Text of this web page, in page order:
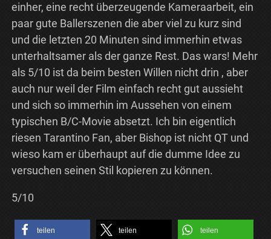
einher, eine recht überzeugende Kameraarbeit, ein
paar gute Ballerszenen die aber viel zu kurz sind
und die letzten 20 Minuten sind immerhin etwas
unterhaltsamer als der ganze Rest. Das wars! Mehr
als 5/10 ist da beim besten Willen nicht drin , aber
auch nur weil der Film einfach recht gut aussieht
und sich so immerhin im Aussehen von einem
typischen B/C-Movie absetzt. Ich bin eigentlich
riesen Tarantino Fan, aber Bishop ist nicht QT und
wieso kam er überhaupt auf die dumme Idee zu
versuchen seinen Stil kopieren zu können.
5/10
teilen teilen teilen